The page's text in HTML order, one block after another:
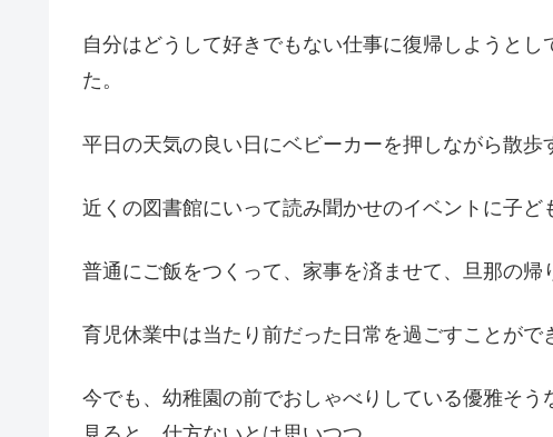
自分はどうして好きでもない仕事に復帰しようと
た。
平日の天気の良い日にベビーカーを押しながら散歩
近くの図書館にいって読み聞かせのイベントに子ど
普通にご飯をつくって、家事を済ませて、旦那の帰
育児休業中は当たり前だった日常を過ごすことがで
今でも、幼稚園の前でおしゃべりしている優雅そ